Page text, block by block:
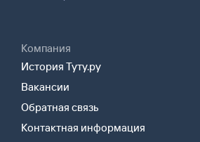
Компания
История Туту.ру
Вакансии
Обратная связь
Контактная информация